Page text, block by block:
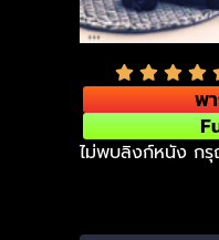
พ
ไม่พบลิงก์หนัง ก